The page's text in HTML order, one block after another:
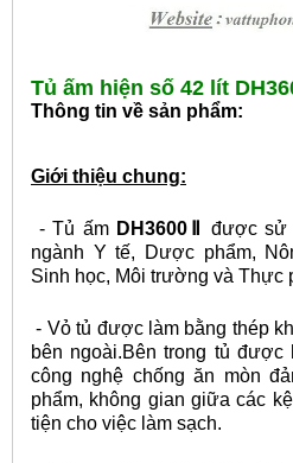
Tủ ấm hiện số 42 lít
Thông tin về sản phẩm:
Giới thiệu chung:
- Tủ ấm DH3600
được sử
ngành Y tế, Dược phẩm,
Sinh học, Môi trường và Thực
- Vỏ tủ được làm bằng thép
bên ngoài.Bên trong tủ được
công nghệ chống ăn mòn
phẩm, không gian giữa các
tiện cho việc làm sạch.